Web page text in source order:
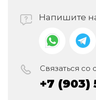
Напишите
Связаться со
+7 (903)